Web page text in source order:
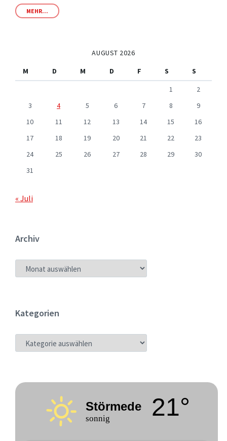
MEHR...
AUGUST 2026
M
D M D F S
S
1
2
3
4 5 6 7 8
9
10
11 12 13 14 15
16
17
18 19 20 21 22
23
24
25 26 27 28 29
30
31
« Juli
Archiv
ARCHIV
Kategorien
KATEGORIEN
Störmede
sonnig 21°